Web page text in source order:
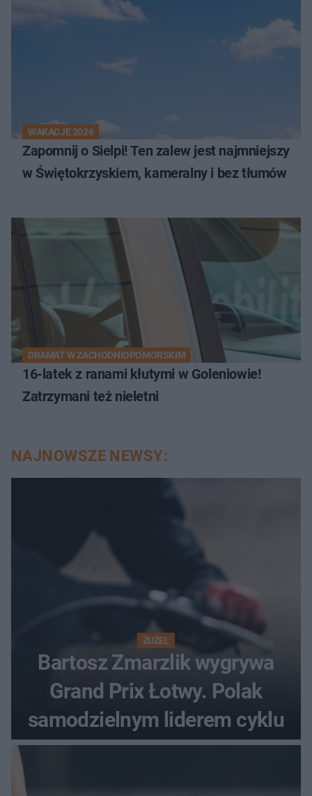
WAKACJE 2026
Zapomnij o Sielpi! Ten zalew jest najmniejszy
w Świętokrzyskiem, kameralny i bez tłumów
DRAMAT W ZACHODNIOPOMORSKIM
16-latek z ranami kłutymi w Goleniowie!
Zatrzymani też nieletni
NAJNOWSZE NEWSY:
ŻUŻEL
Bartosz Zmarzlik wygrywa
Grand Prix Łotwy. Polak
samodzielnym liderem cyklu